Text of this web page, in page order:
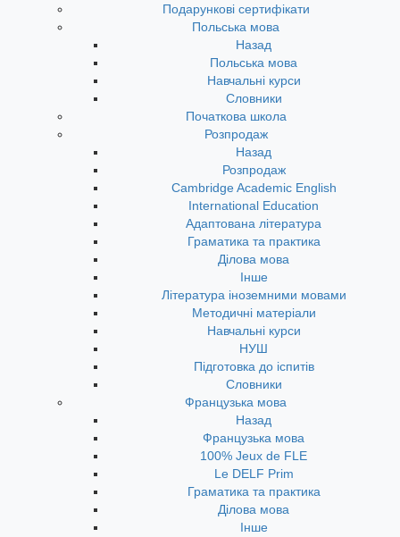
Подарункові сертифікати
Польська мова
Назад
Польська мова
Навчальні курси
Словники
Початкова школа
Розпродаж
Назад
Розпродаж
Cambridge Academic English
International Education
Адаптована література
Граматика та практика
Ділова мова
Інше
Література іноземними мовами
Методичні матеріали
Навчальні курси
НУШ
Підготовка до іспитів
Словники
Французька мова
Назад
Французька мова
100% Jeux de FLE
Le DELF Prim
Граматика та практика
Ділова мова
Інше